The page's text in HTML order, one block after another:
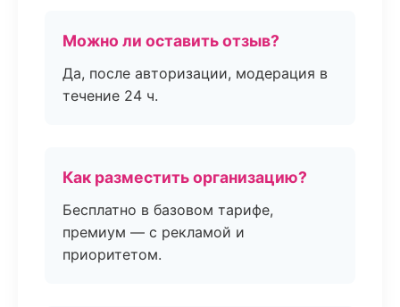
Можно ли оставить отзыв?
Да, после авторизации, модерация в
течение 24 ч.
Как разместить организацию?
Бесплатно в базовом тарифе,
премиум — с рекламой и
приоритетом.